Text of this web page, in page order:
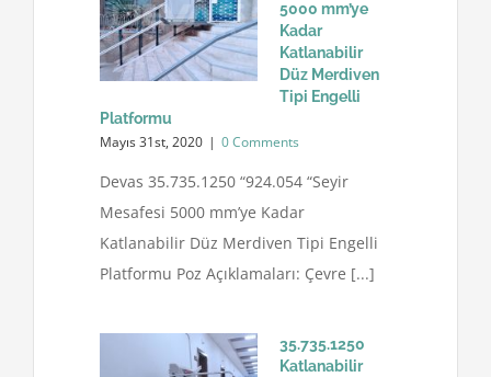
5000 mm’ye
Kadar
Katlanabilir
Düz Merdiven
Tipi Engelli
Platformu
Mayıs 31st, 2020 | 0 Comments
Devas 35.735.1250 “924.054 “Seyir
Mesafesi 5000 mm’ye Kadar
Katlanabilir Düz Merdiven Tipi Engelli
Platformu Poz Açıklamaları: Çevre [...]
35.735.1250
Katlanabilir